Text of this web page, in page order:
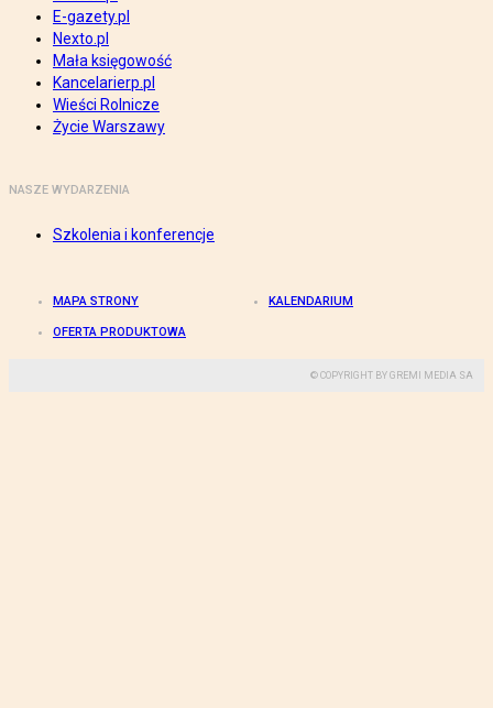
E-gazety.pl
Nexto.pl
Mała księgowość
Kancelarierp.pl
Wieści Rolnicze
Życie Warszawy
NASZE WYDARZENIA
Szkolenia i konferencje
MAPA STRONY KALENDARIUM
OFERTA PRODUKTOWA
© COPYRIGHT BY GREMI MEDIA SA